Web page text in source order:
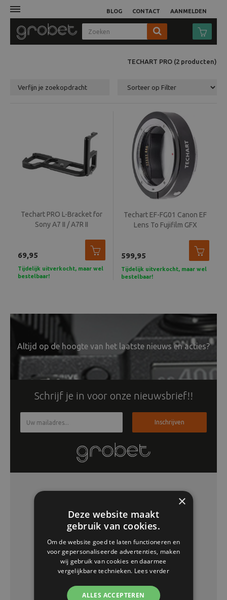
AANMELDEN
BLOG CONTACT
Fotocamera
Tassen
Studio
Beeld en bewerking
Verrekijker
TECHART PRO (2 producten)
Verfijn je zoekopdracht
Techart PRO L-Bracket for
Sony A7 II / A7R II
69,95
Tijdelijk uitverkocht, maar wel
bestelbaar!
Techart EF-FG01 Canon EF
Lens To Fujifilm GFX
599,95
Tijdelijk uitverkocht, maar wel
bestelbaar!
Altijd op de hoogte van het laatste nieuws en acties?
Schrijf je in voor onze nieuwsbrief!!
Inschrijven
Fotocamera
Tassen
Printers - Beeld & Toebehoren
Studio & Toebehoren
Analoge Fotografie
Statieven
×
Deze website maakt
gebruik van cookies.
Om de website goed te laten functioneren en
voor gepersonaliseerde advertenties, maken
wij gebruik van cookies en daarmee
vergelijkbare technieken. Lees verder
ALLES ACCEPTEREN